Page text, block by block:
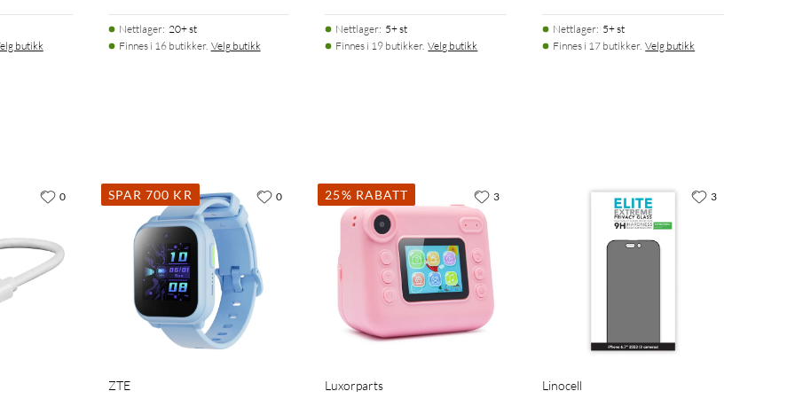
butikk
Nettlager: 20+ st
Finnes i 16 butikker. Velg butikk
Nettlager: 5+ st
Finnes i 19 butikker. Velg butikk
Nettlager: 5+ st
Finnes i 17 butikker. Velg butikk
0 SPAR 700 KR
ZTE
0 25% RABATT
Luxorparts
3
Linocell
3